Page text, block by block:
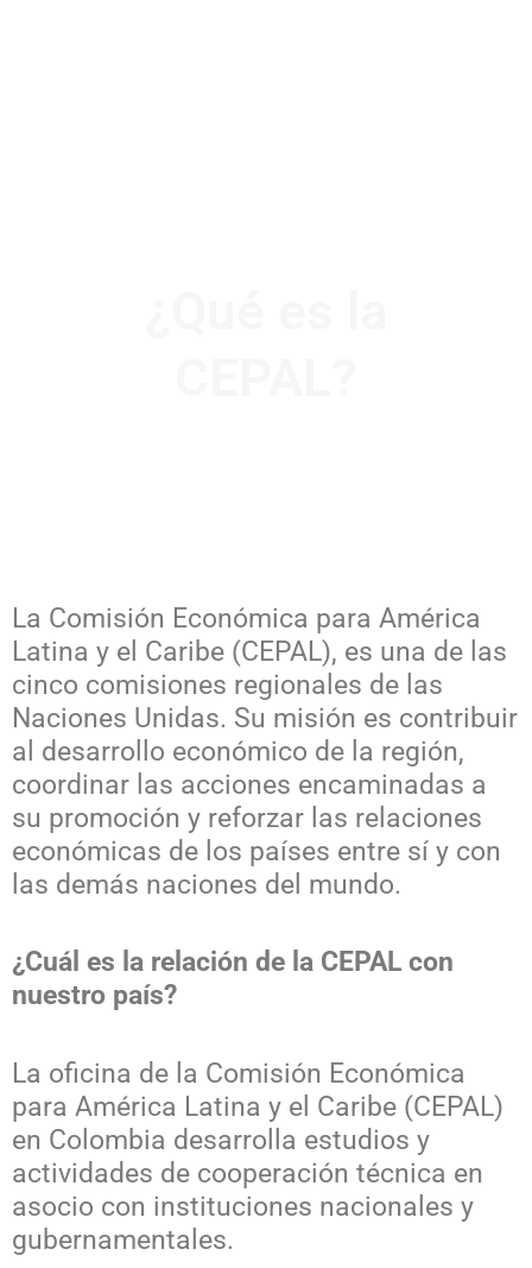
La Comisión Económica para América
Latina y el Caribe (CEPAL), es una de las
cinco comisiones regionales de las
Naciones Unidas. Su misión es contribuir
al desarrollo económico de la región,
coordinar las acciones encaminadas a
su promoción y reforzar las relaciones
económicas de los países entre sí y con
las demás naciones del mundo.
¿Cuál es la relación de la CEPAL con
nuestro país?
La oficina de la Comisión Económica
para América Latina y el Caribe (CEPAL)
en Colombia desarrolla estudios y
actividades de cooperación técnica en
asocio con instituciones nacionales y
gubernamentales.